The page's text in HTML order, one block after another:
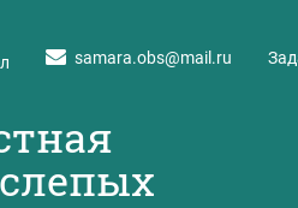
samara.obs@mail.ru